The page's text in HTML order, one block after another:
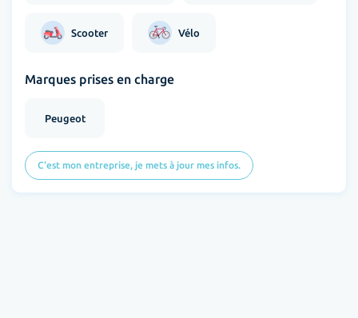
Scooter Vélo
Marques prises en charge
Peugeot
C'est mon entreprise, je mets à jour mes infos.